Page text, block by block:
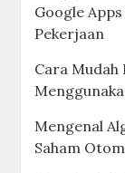
Google
Pekerjaan
Cara
Mengenal
Saham